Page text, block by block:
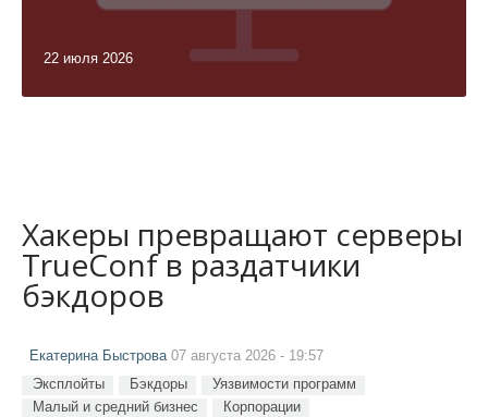
22 июля 2026
Хакеры превращают серверы
TrueConf в раздатчики
бэкдоров
Екатерина Быстрова07 августа 2026 - 19:57
Эксплойты Бэкдоры
Уязвимости программ
Малый и средний бизнес
Корпорации